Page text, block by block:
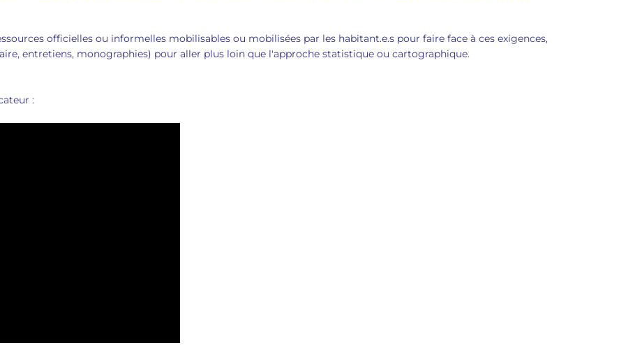
officielles ou informelles mobilisables ou mobilisées par les habitant.e.s pour faire face à ces exigences,
entretiens, monographies) pour aller plus loin que l'approche statistique ou cartographique.
: